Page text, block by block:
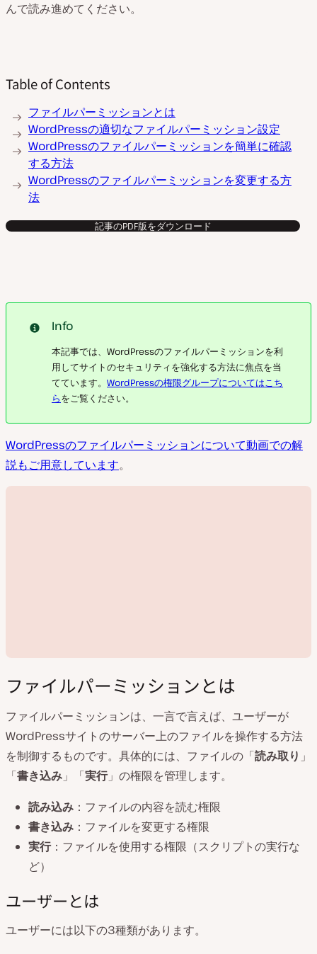
んで読み進めてください。
Table of Contents
ファイルパーミッションとは
WordPressの適切なファイルパーミッション設定
WordPressのファイルパーミッションを簡単に確認
する方法
WordPressのファイルパーミッションを変更する方
法
記事のPDF版をダウンロード
Info
本記事では、WordPressのファイルパーミッションを利
用してサイトのセキュリティを強化する方法に焦点を当
てています。 WordPressの権限グループについてはこち
らをご覧ください。
WordPressのファイルパーミッションについて動画での解
説もご用意しています。
動
画
を
再
ファイルパーミッションとは
ファイルパーミッションは、一言で言えば、ユーザーが
WordPressサイトのサーバー上のファイルを操作する方法
を制御するものです。具体的には、ファイルの「読み取り 」
「書き込み 」「実行」の権限を管理します。
読み込み ：ファイルの内容を読む権限
書き込み ：ファイルを変更する権限
実行：ファイルを使用する権限（スクリプトの実行な
ど）
ユーザーとは
ユーザーには以下の3種類があります。